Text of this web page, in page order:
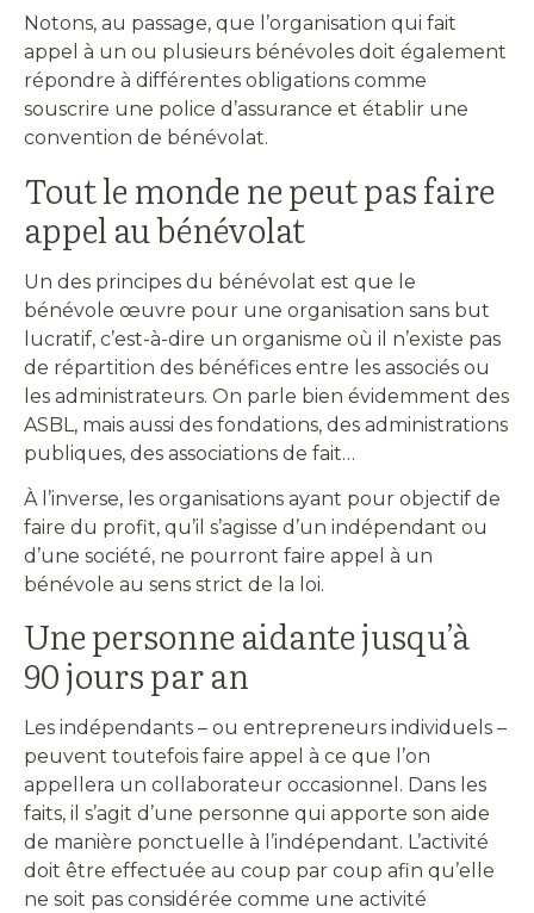
Notons, au passage, que l’organisation qui fait
appel à un ou plusieurs bénévoles doit également
répondre à différentes obligations comme
souscrire une police d’assurance et établir une
convention de bénévolat.
Tout le monde ne peut pas faire
appel au bénévolat
Un des principes du bénévolat est que le
bénévole œuvre pour une organisation sans but
lucratif, c’est-à-dire un organisme où il n’existe pas
de répartition des bénéfices entre les associés ou
les administrateurs. On parle bien évidemment des
ASBL, mais aussi des fondations, des administrations
publiques, des associations de fait…
À l’inverse, les organisations ayant pour objectif de
faire du profit, qu’il s’agisse d’un indépendant ou
d’une société, ne pourront faire appel à un
bénévole au sens strict de la loi.
Une personne aidante jusqu’à
90 jours par an
Les indépendants – ou entrepreneurs individuels –
peuvent toutefois faire appel à ce que l’on
appellera un collaborateur occasionnel. Dans les
faits, il s’agit d’une personne qui apporte son aide
de manière ponctuelle à l’indépendant. L’activité
doit être effectuée au coup par coup afin qu’elle
ne soit pas considérée comme une activité